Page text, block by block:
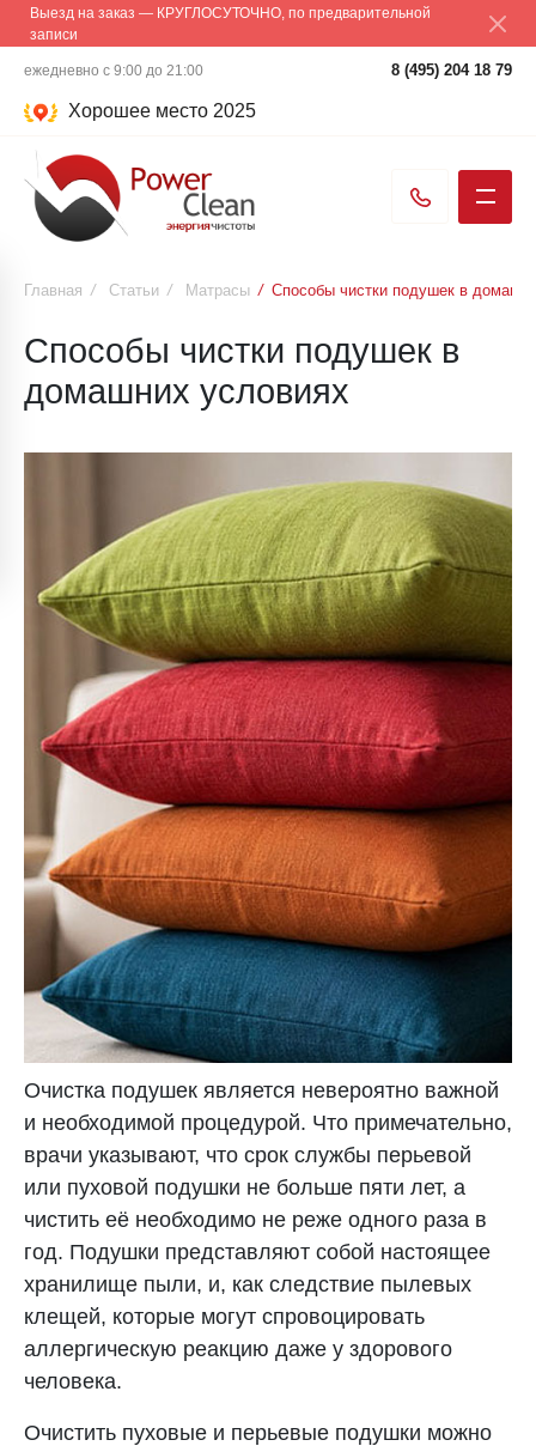
Выезд на заказ — КРУГЛОСУТОЧНО, по предварительной
записи
ежедневно с 9:00 до 21:00 8 (495) 204 18 79
Хорошее место 2025
Главная / Статьи / Матрасы / Способы чистки подушек в
Способы чистки подушек в
домашних условиях
Очистка подушек является невероятно важной
и необходимой процедурой. Что примечательно,
врачи указывают, что срок службы перьевой
или пуховой подушки не больше пяти лет, а
чистить её необходимо не реже одного раза в
год. Подушки представляют собой настоящее
хранилище пыли, и, как следствие пылевых
клещей, которые могут спровоцировать
аллергическую реакцию даже у здорового
человека.
Очистить пуховые и перьевые подушки можно